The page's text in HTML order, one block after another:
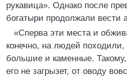
рукавица». Однако после
богатыри продолжали вести
«Сперва эти места и
конечно, на людей походили,
большие и каменные. Такому,
его не загрызет, от оводу